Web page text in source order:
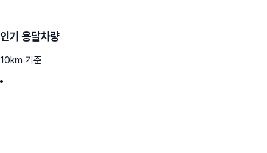
인기 용달차량
10km 기준